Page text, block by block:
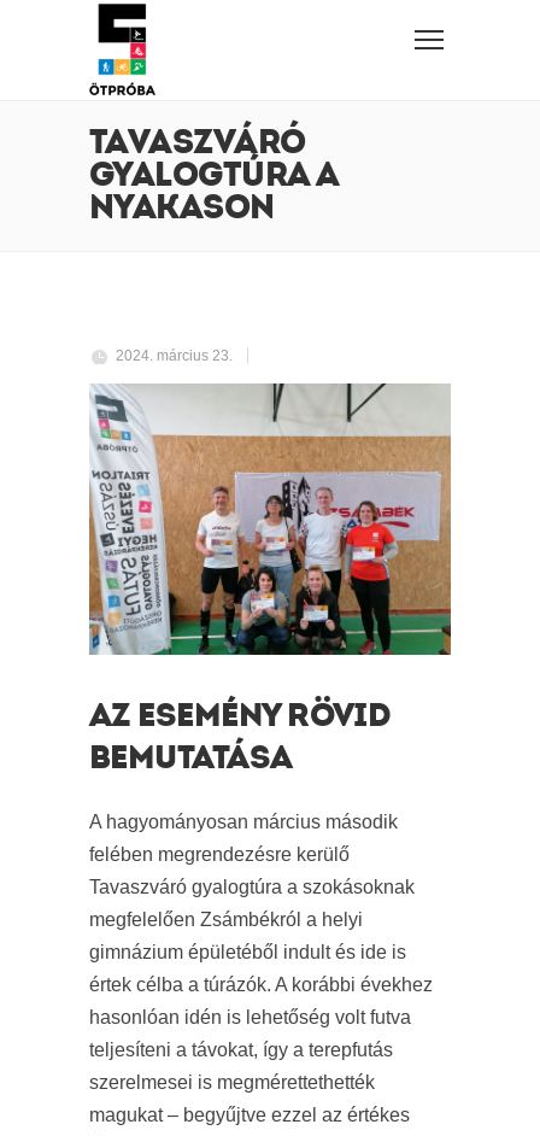
TAVASZVÁRÓ
GYALOGTÚRA A
NYAKASON
2024. március 23.
AZ ESEMÉNY RÖVID
BEMUTATÁSA
A hagyományosan március második
felében megrendezésre kerülő
Tavaszváró gyalogtúra a szokásoknak
megfelelően Zsámbékról a helyi
gimnázium épületéből indult és ide is
értek célba a túrázók. A korábbi évekhez
hasonlóan idén is lehetőség volt futva
teljesíteni a távokat, így a terepfutás
szerelmesei is megmérettethették
magukat – begyűjtve ezzel az értékes